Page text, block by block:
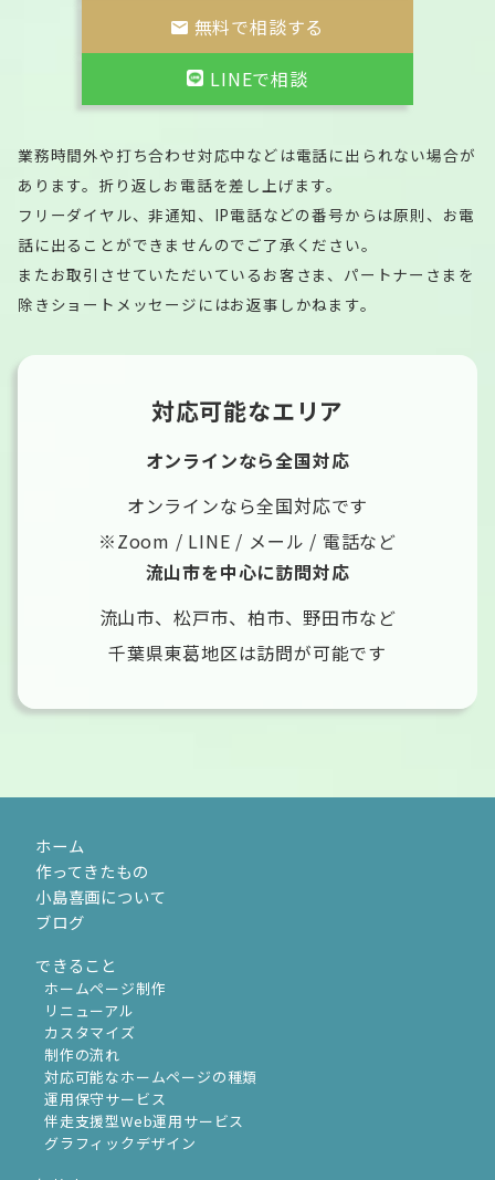
無料で相談する
LINEで相談
業務時間外や打ち合わせ対応中などは電話に出られない場合が
あります。折り返しお電話を差し上げます。
フリーダイヤル、非通知、IP電話などの番号からは原則、お電
話に出ることができませんのでご了承ください。
またお取引させていただいているお客さま、パートナーさまを
除きショートメッセージにはお返事しかねます。
対応可能なエリア
オンラインなら全国対応
オンラインなら全国対応です
※Zoom / LINE / メール / 電話など
流山市を中心に訪問対応
流山市、松戸市、柏市、野田市など
千葉県東葛地区は訪問が可能です
ホーム
作ってきたもの
小島喜画について
ブログ
できること
ホームページ制作
リニューアル
カスタマイズ
制作の流れ
対応可能なホームページの種類
運用保守サービス
伴走支援型Web運用サービス
グラフィックデザイン